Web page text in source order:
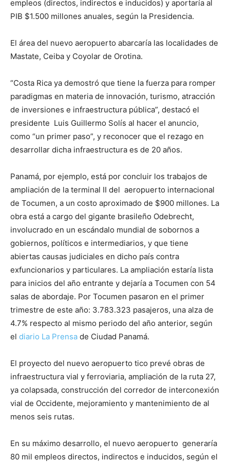
empleos (directos, indirectos e inducidos) y aportaría al
PIB $1.500 millones anuales, según la Presidencia.
El área del nuevo aeropuerto abarcaría las localidades de
Mastate, Ceiba y Coyolar de Orotina.
“Costa Rica ya demostró que tiene la fuerza para romper
paradigmas en materia de innovación, turismo, atracción
de inversiones e infraestructura pública”, destacó el
presidente Luis Guillermo Solís al hacer el anuncio,
como “un primer paso”, y reconocer que el rezago en
desarrollar dicha infraestructura es de 20 años.
Panamá, por ejemplo, está por concluir los trabajos de
ampliación de la terminal II del aeropuerto internacional
de Tocumen, a un costo aproximado de $900 millones. La
obra está a cargo del gigante brasileño Odebrecht,
involucrado en un escándalo mundial de sobornos a
gobiernos, políticos e intermediarios, y que tiene
abiertas causas judiciales en dicho país contra
exfuncionarios y particulares. La ampliación estaría lista
para inicios del año entrante y dejaría a Tocumen con 54
salas de abordaje. Por Tocumen pasaron en el primer
trimestre de este año: 3.783.323 pasajeros, una alza de
4.7% respecto al mismo periodo del año anterior, según
el diario La Prensa de Ciudad Panamá.
El proyecto del nuevo aeropuerto tico prevé obras de
infraestructura vial y ferroviaria, ampliación de la ruta 27,
ya colapsada, construcción del corredor de interconexión
vial de Occidente, mejoramiento y mantenimiento de al
menos seis rutas.
En su máximo desarrollo, el nuevo aeropuerto generaría
80 mil empleos directos, indirectos e inducidos, según el